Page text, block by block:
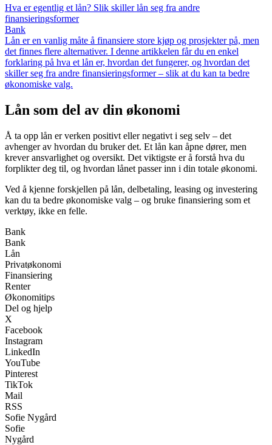
Hva er egentlig et lån? Slik skiller lån seg fra andre
finansieringsformer
Bank
Lån er en vanlig måte å finansiere store kjøp og prosjekter på, men
det finnes flere alternativer. I denne artikkelen får du en enkel
forklaring på hva et lån er, hvordan det fungerer, og hvordan det
skiller seg fra andre finansieringsformer – slik at du kan ta bedre
økonomiske valg.
Lån som del av din økonomi
Å ta opp lån er verken positivt eller negativt i seg selv – det
avhenger av hvordan du bruker det. Et lån kan åpne dører, men
krever ansvarlighet og oversikt. Det viktigste er å forstå hva du
forplikter deg til, og hvordan lånet passer inn i din totale økonomi.
Ved å kjenne forskjellen på lån, delbetaling, leasing og investering
kan du ta bedre økonomiske valg – og bruke finansiering som et
verktøy, ikke en felle.
Bank
Bank
Lån
Privatøkonomi
Finansiering
Renter
Økonomitips
Del og hjelp
X
Facebook
Instagram
LinkedIn
YouTube
Pinterest
TikTok
Mail
RSS
Sofie Nygård
Sofie
Nygård